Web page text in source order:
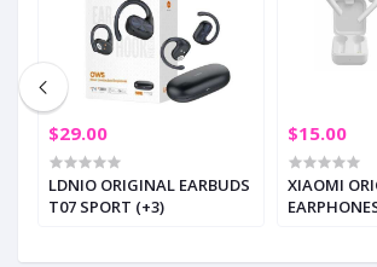
$29.00
LDNIO ORIGINAL EARBUDS
T07 SPORT (+3)
$15.00
XIAOMI